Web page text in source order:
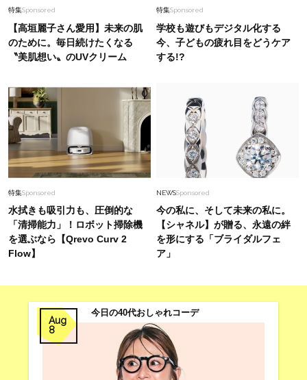
特集Sponsored
【高垣麗子さん愛用】未来の肌
のために。毎日続けたくなる
〝美肌想い〟のUVクリーム
特集Sponsored
学校も遊びもデジタル化する
今、子どもの疲れ目をどうケア
する!?
特集Sponsored
水拭きも吸引力も、圧倒的な
「清掃能力」！ロボット掃除機
を選ぶなら【Qrevo Curv 2
Flow】
NEWSSponsored
今の私に、そして未来の私に。
【シャネル】が贈る、永遠の絆
を形にする「ブライダルフェ
ア」
Aug
8
今日の40代おしゃれコーデ